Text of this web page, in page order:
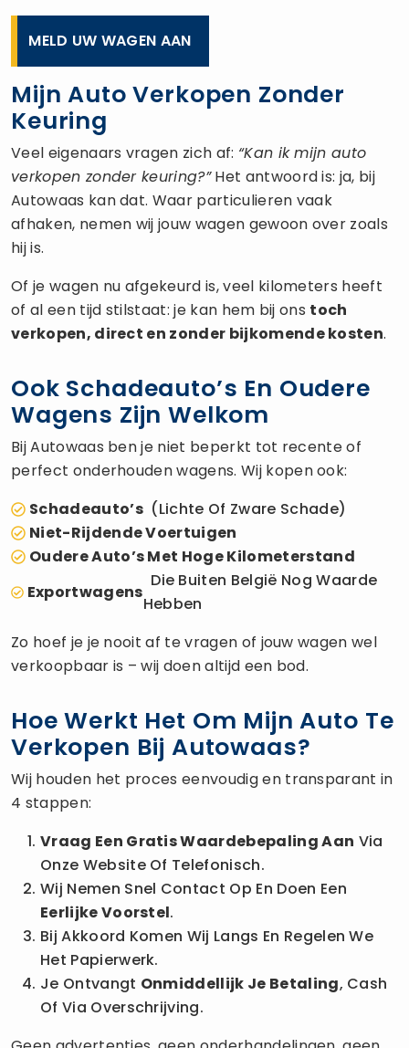
MELD UW WAGEN AAN
Mijn Auto Verkopen Zonder
Keuring
Veel eigenaars vragen zich af: “Kan ik mijn auto
verkopen zonder keuring?”Het antwoord is: ja, bij
Autowaas kan dat. Waar particulieren vaak
afhaken, nemen wij jouw wagen gewoon over zoals
hij is.
Of je wagen nu afgekeurd is, veel kilometers heeft
of al een tijd stilstaat: je kan hem bij ons toch
verkopen, direct en zonder bijkomende kosten.
Ook Schadeauto’s En Oudere
Wagens Zijn Welkom
Bij Autowaas ben je niet beperkt tot recente of
perfect onderhouden wagens. Wij kopen ook:
Schadeauto’s(lichte Of Zware Schade)
Niet-Rijdende Voertuigen
Oudere Auto’s Met Hoge Kilometerstand
Exportwagens
Die Buiten België Nog Waarde
Hebben
Zo hoef je je nooit af te vragen of jouw wagen wel
verkoopbaar is – wij doen altijd een bod.
Hoe Werkt Het Om Mijn Auto Te
Verkopen Bij Autowaas?
Wij houden het proces eenvoudig en transparant in
4 stappen:
Vraag Een Gratis Waardebepaling Aan Via
Onze Website Of Telefonisch.
Wij Nemen Snel Contact Op En Doen Een
Eerlijke Voorstel.
Bij Akkoord Komen Wij Langs En Regelen We
Het Papierwerk.
Je Ontvangt Onmiddellijk Je Betaling, Cash
Of Via Overschrijving.